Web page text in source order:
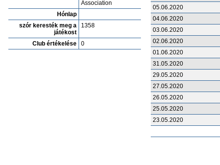
Association
Hónlap
szór keresték meg a
játékost
1358
Club értékelése 0
05.06.2020
04.06.2020
03.06.2020
02.06.2020
01.06.2020
31.05.2020
29.05.2020
27.05.2020
26.05.2020
25.05.2020
23.05.2020